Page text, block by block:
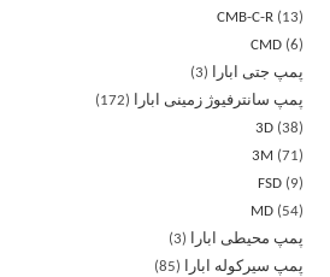
CMB-C-R
13
CMD 6
پمپ جتی ابارا
3
پمپ سانترفیوژ زمینی ابارا
172
3D 38
3M
71
FSD
9
MD
54
پمپ محیطی ابارا
3
پمپ سیرکوله ابارا
85